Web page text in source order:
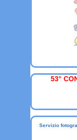
53°
Servizio